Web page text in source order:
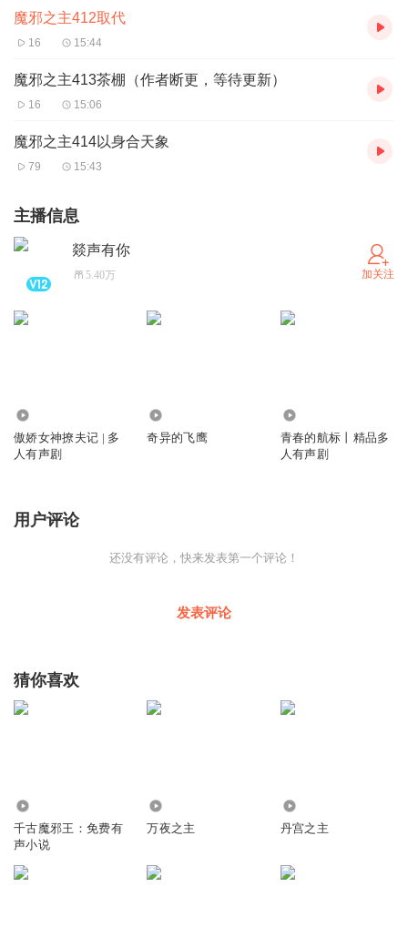
魔邪之主412取代
16 15:44
魔邪之主413茶棚（作者断更，等待更新）
16 15:06
魔邪之主414以身合天象
79 15:43
主播信息
燚声有你
5.40万 加关注
傲娇女神撩夫记 | 多
人有声剧
奇异的飞鹰
青春的航标丨精品多
人有声剧
用户评论
还没有评论，快来发表第一个评论！
发表评论
猜你喜欢
千古魔邪王：免费有
声小说
万夜之主 丹宫之主